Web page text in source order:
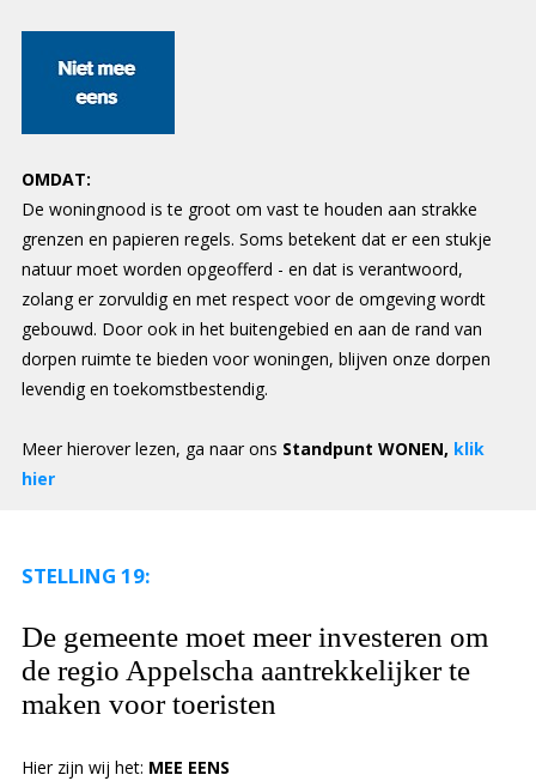
OMDAT:
De woningnood is te groot om vast te houden aan strakke
grenzen en papieren regels. Soms betekent dat er een stukje
natuur moet worden opgeofferd - en dat is verantwoord,
zolang er zorvuldig en met respect voor de omgeving wordt
gebouwd. Door ook in het buitengebied en aan de rand van
dorpen ruimte te bieden voor woningen, blijven onze dorpen
levendig en toekomstbestendig.
Meer hierover lezen, ga naar ons Standpunt WONEN, klik
hier
STELLING 19:
De gemeente moet meer investeren om
de regio Appelscha aantrekkelijker te
maken voor toeristen
Hier zijn wij het: MEE EENS